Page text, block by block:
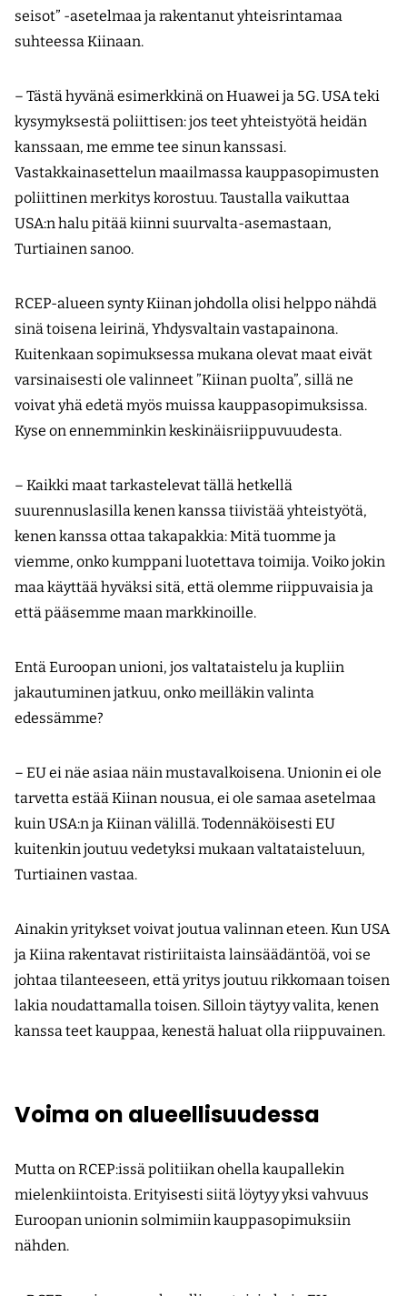
seisot” -asetelmaa ja rakentanut yhteisrintamaa
suhteessa Kiinaan.
– Tästä hyvänä esimerkkinä on Huawei ja 5G. USA teki
kysymyksestä poliittisen: jos teet yhteistyötä heidän
kanssaan, me emme tee sinun kanssasi.
Vastakkainasettelun maailmassa kauppasopimusten
poliittinen merkitys korostuu. Taustalla vaikuttaa
USA:n halu pitää kiinni suurvalta-asemastaan,
Turtiainen sanoo.
RCEP-alueen synty Kiinan johdolla olisi helppo nähdä
sinä toisena leirinä, Yhdysvaltain vastapainona.
Kuitenkaan sopimuksessa mukana olevat maat eivät
varsinaisesti ole valinneet ”Kiinan puolta”, sillä ne
voivat yhä edetä myös muissa kauppasopimuksissa.
Kyse on ennemminkin keskinäisriippuvuudesta.
– Kaikki maat tarkastelevat tällä hetkellä
suurennuslasilla kenen kanssa tiivistää yhteistyötä,
kenen kanssa ottaa takapakkia: Mitä tuomme ja
viemme, onko kumppani luotettava toimija. Voiko jokin
maa käyttää hyväksi sitä, että olemme riippuvaisia ja
että pääsemme maan markkinoille.
Entä Euroopan unioni, jos valtataistelu ja kupliin
jakautuminen jatkuu, onko meilläkin valinta
edessämme?
– EU ei näe asiaa näin mustavalkoisena. Unionin ei ole
tarvetta estää Kiinan nousua, ei ole samaa asetelmaa
kuin USA:n ja Kiinan välillä. Todennäköisesti EU
kuitenkin joutuu vedetyksi mukaan valtataisteluun,
Turtiainen vastaa.
Ainakin yritykset voivat joutua valinnan eteen. Kun USA
ja Kiina rakentavat ristiriitaista lainsäädäntöä, voi se
johtaa tilanteeseen, että yritys joutuu rikkomaan toisen
lakia noudattamalla toisen. Silloin täytyy valita, kenen
kanssa teet kauppaa, kenestä haluat olla riippuvainen.
Voima on alueellisuudessa
Mutta on RCEP:issä politiikan ohella kaupallekin
mielenkiintoista. Erityisesti siitä löytyy yksi vahvuus
Euroopan unionin solmimiin kauppasopimuksiin
nähden.